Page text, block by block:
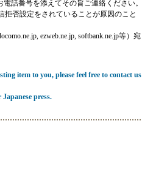
電話番号を添えてその旨ご連絡ください。
拒否設定をされていることが原因のこと
ezweb.ne.jp, softbank.ne.jp等）宛
item to you, please feel free to contact us
press.